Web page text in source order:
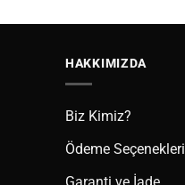
HAKKIMIZDA
Biz Kimiz?
Ödeme Seçenekleri